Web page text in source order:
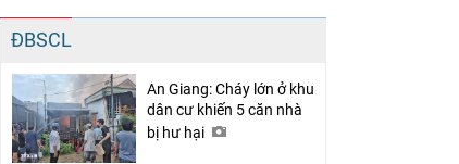
ĐBSCL
An Giang: Cháy lớn ở khu
dân cư khiến 5 căn nhà
bị hư hại